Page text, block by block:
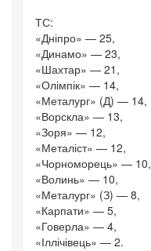
ТС:
«Дніпро» — 25,
«Динамо» — 23,
«Шахтар» — 21,
«Олімпік» — 14,
«Металург» (Д) — 14,
«Ворскла» — 13,
«Зоря» — 12,
«Металіст» — 12,
«Чорноморець» — 10,
«Волинь» — 10,
«Металург» (З) — 8,
«Карпати» — 5,
«Говерла» — 4,
«Іллічівець» — 2.